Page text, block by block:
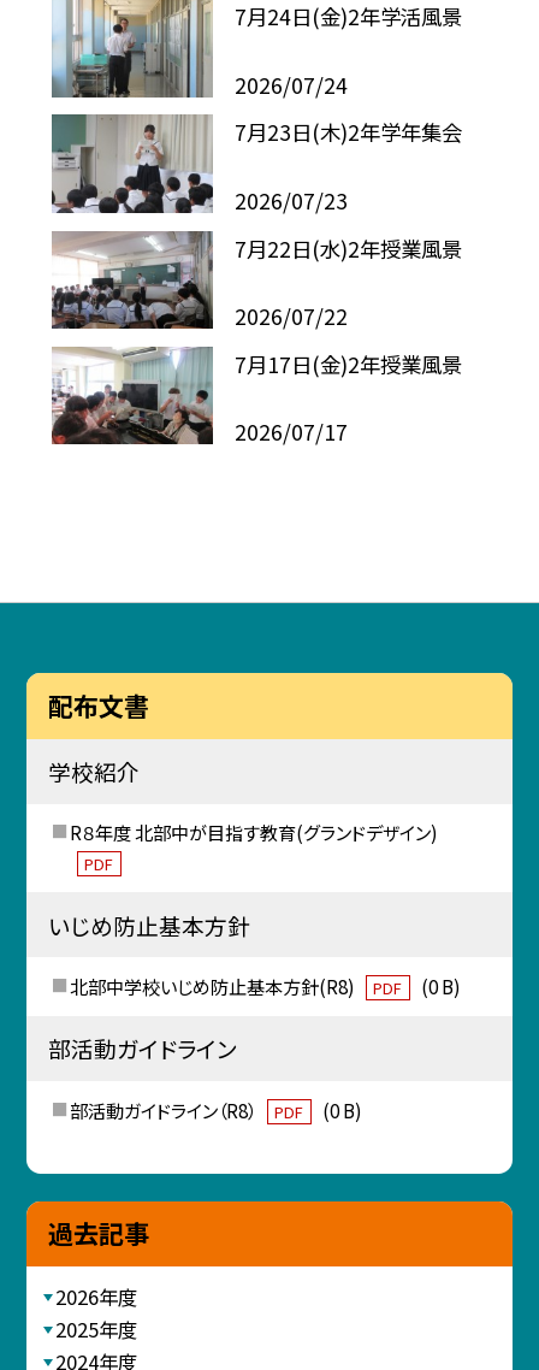
7月24日(金)2年学活風景
2026/07/24
7月23日(木)2年学年集会
2026/07/23
7月22日(水)2年授業風景
2026/07/22
7月17日(金)2年授業風景
2026/07/17
配布文書
学校紹介
R８年度 北部中が目指す教育(グランドデザイン)
PDF
いじめ防止基本方針
北部中学校いじめ防止基本方針(R8) PDF (0 B)
部活動ガイドライン
部活動ガイドライン（R8） PDF (0 B)
過去記事
2026年度
2025年度
2024年度